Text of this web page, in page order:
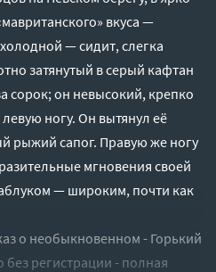
вкуса —
— сидит, слегка
затянутый в серый кафтан
сорок; он невысокий, крепко
ногу. Он вытянул её
рыжий сапог. Правую же ногу
мгновения своей
— широким, почти как
о необыкновенном - Горький
регистрации - полная